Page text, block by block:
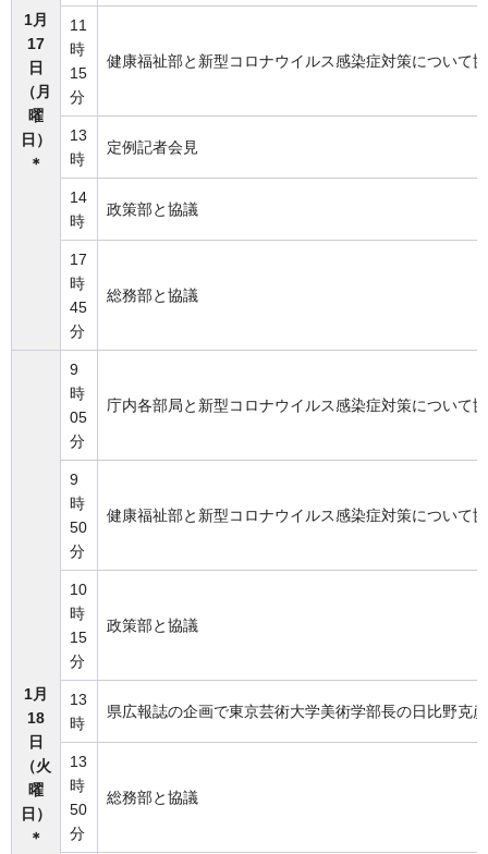
1月
17
日
（月
曜
日）
＊
11
時
15
分
健康福祉部と新型コロナウイルス感染症対策について
13
時
定例記者会見
14
時
政策部と協議
17
時
45
分
総務部と協議
1月
18
日
（火
曜
日）
＊
9
時
05
分
庁内各部局と新型コロナウイルス感染症対策について
9
時
50
分
健康福祉部と新型コロナウイルス感染症対策について
10
時
15
分
政策部と協議
13
時
県広報誌の企画で東京芸術大学美術学部長の日比野克
13
時
50
分
総務部と協議